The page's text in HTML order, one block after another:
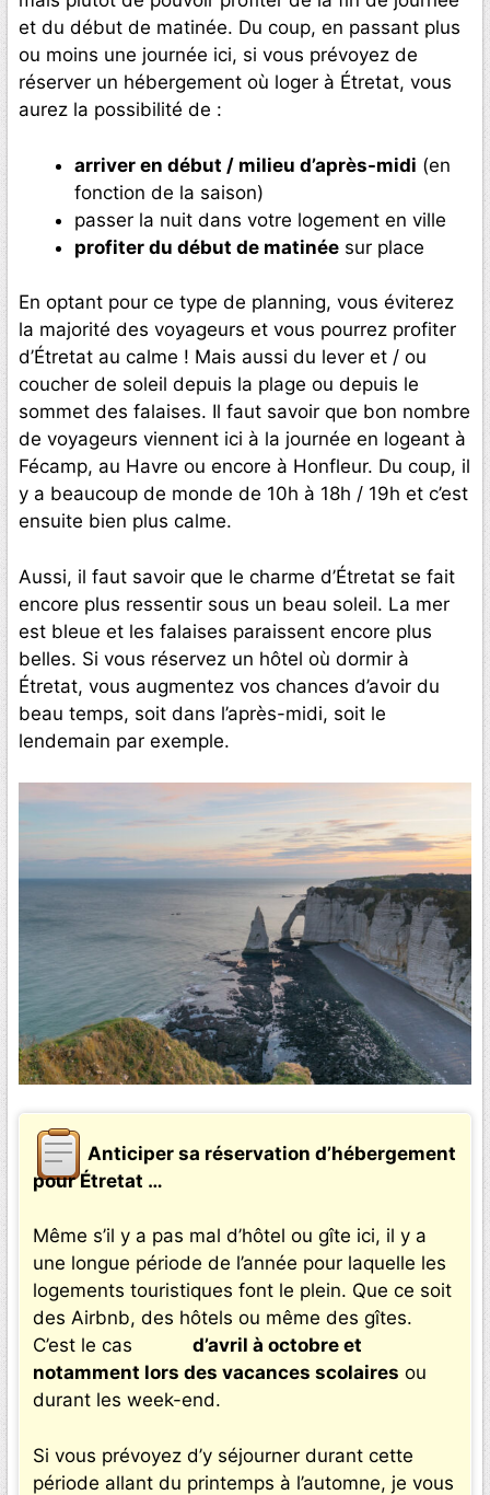
et du début de matinée. Du coup, en passant plus
ou moins une journée ici, si vous prévoyez de
réserver un hébergement où loger à Étretat, vous
aurez la possibilité de :
arriver en début / milieu d’après-midi (en
fonction de la saison)
passer la nuit dans votre logement en ville
profiter du début de matinée sur place
En optant pour ce type de planning, vous éviterez
la majorité des voyageurs et vous pourrez profiter
d’Étretat au calme ! Mais aussi du lever et / ou
coucher de soleil depuis la plage ou depuis le
sommet des falaises. Il faut savoir que bon nombre
de voyageurs viennent ici à la journée en logeant à
Fécamp, au Havre ou encore à Honfleur. Du coup, il
y a beaucoup de monde de 10h à 18h / 19h et c’est
ensuite bien plus calme.
Aussi, il faut savoir que le charme d’Étretat se fait
encore plus ressentir sous un beau soleil. La mer
est bleue et les falaises paraissent encore plus
belles. Si vous réservez un hôtel où dormir à
Étretat, vous augmentez vos chances d’avoir du
beau temps, soit dans l’après-midi, soit le
lendemain par exemple.
Anticiper sa réservation d’hébergement
pour Étretat …
Même s’il y a pas mal d’hôtel ou gîte ici, il y a
une longue période de l’année pour laquelle les
logements touristiques font le plein. Que ce soit
des Airbnb, des hôtels ou même des gîtes.
C’est le cas
d’avril à octobre et
notamment lors des vacances scolaires ou
durant les week-end.
Si vous prévoyez d’y séjourner durant cette
période allant du printemps à l’automne, je vous